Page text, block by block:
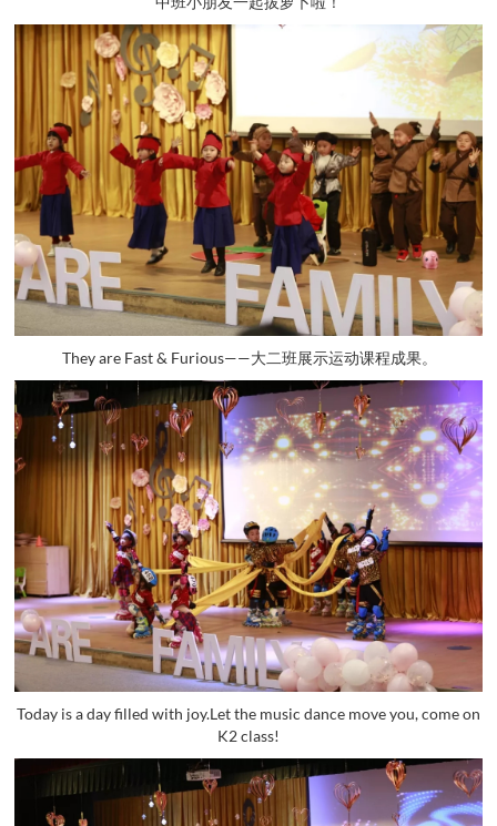
They are Fast & Furious——大二班展示运动课程成果。
Today is a day filled with joy.Let the music dance move you, come on
K2 class!